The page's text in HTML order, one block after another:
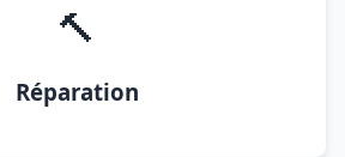
🔨
Réparation